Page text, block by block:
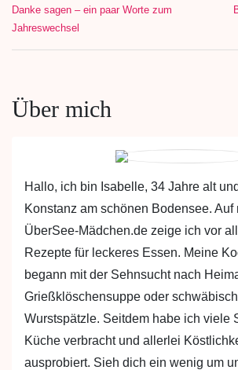
Danke sagen – ein paar Worte zum
Jahreswechsel
Über mich
Hallo, ich bin Isabelle, 34 Jahre alt
Konstanz am schönen Bodensee. Auf
ÜberSee-Mädchen.de zeige ich vor
Rezepte für leckeres Essen. Meine
begann mit der Sehnsucht nach
Grießklöschensuppe oder
Wurstspätzle. Seitdem habe ich viele
Küche verbracht und allerlei
ausprobiert. Sieh dich ein wenig um